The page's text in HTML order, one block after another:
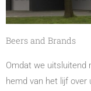
Beers and Brands
Omdat we uitsluitend
hemd van het lijf over